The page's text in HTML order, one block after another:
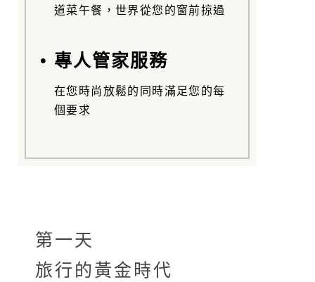
道菜午餐，世界從您的窗前掠過
• 專人管家服務
在您時尚放鬆的同時滿足您的每
個要求
第一天
旅行的黃金時代